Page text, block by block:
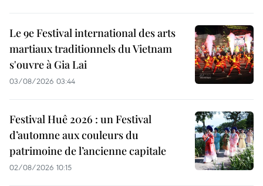
Le 9e Festival international des arts
martiaux traditionnels du Vietnam
s'ouvre à Gia Lai
03/08/2026 03:44
Festival Huê 2026 : un Festival
d’automne aux couleurs du
patrimoine de l’ancienne capitale
02/08/2026 10:15